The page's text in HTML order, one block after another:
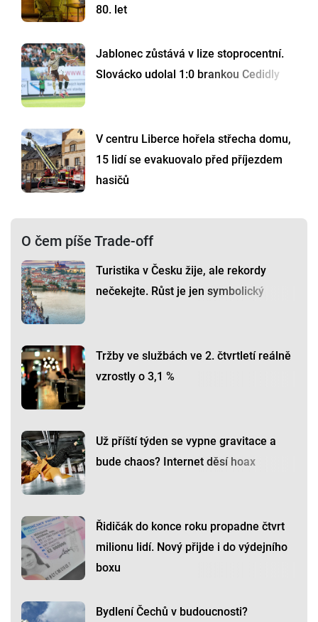
80. let
Jablonec zůstává v lize stoprocentní.
Slovácko udolal 1:0 brankou Cedidly
V centru Liberce hořela střecha domu,
15 lidí se evakuovalo před příjezdem
hasičů
O čem píše Trade-off
Turistika v Česku žije, ale rekordy
nečekejte. Růst je jen symbolický
Tržby ve službách ve 2. čtvrtletí reálně
vzrostly o 3,1 %
Už příští týden se vypne gravitace a
bude chaos? Internet děsí hoax
Řidičák do konce roku propadne čtvrt
milionu lidí. Nový přijde i do výdejního
boxu
Bydlení Čechů v budoucnosti?